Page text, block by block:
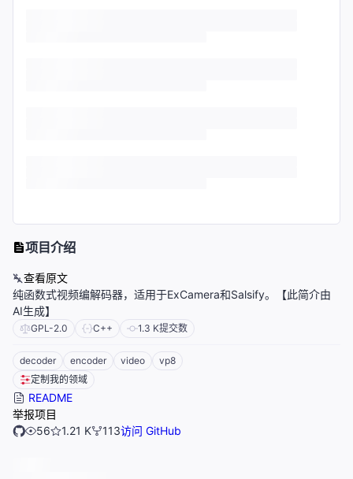
项目介绍
查看原文
纯函数式视频编解码器，适用于ExCamera和Salsify。【此简介由
AI生成】
GPL-2.0 C++ 1.3 K提交数
decoder encoder video
vp8
定制我的领域
README
举报项目
56
1.21 K 113访问 GitHub